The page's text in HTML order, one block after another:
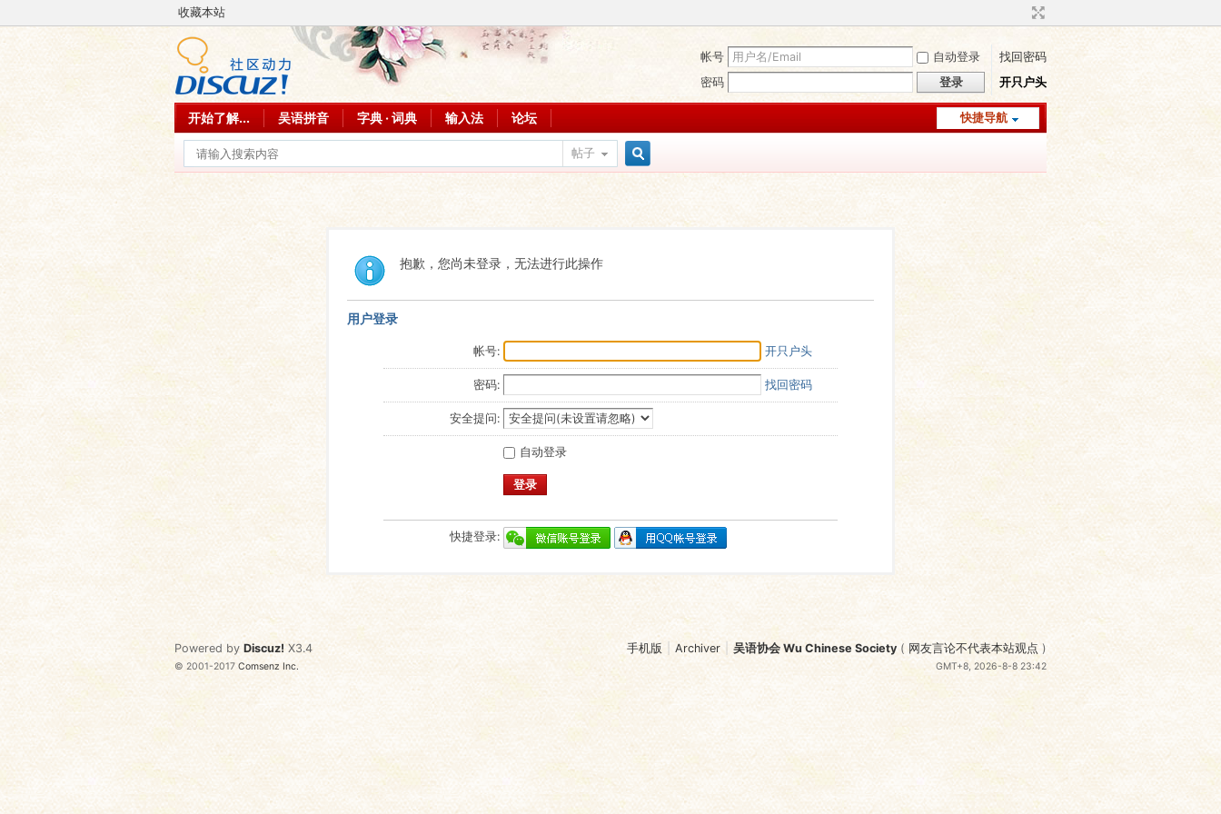
收藏本站
帐号 自动登录
找回密码
密码
登录 开只户头
快捷导航
开始了解... 吴语拼音 字典 · 词典 输入法 论坛
帖子
抱歉，您尚未登录，无法进行此操作
用户登录
帐号: 开只户头
密码: 找回密码
安全提问:
自动登录
登录
快捷登录:
手机版 Archiver 吴语协会 Wu Chinese Society ( 网友言论不代表本站观点 )
GMT+8, 2026-8-8 23:42
Powered by Discuz! X3.4
© 2001-2017Comsenz Inc.